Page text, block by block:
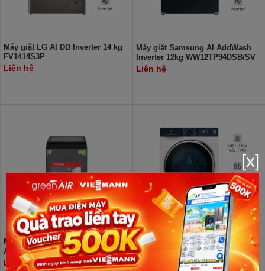
Máy giặt LG AI DD Inverter 14 kg
FV1414S3P
Liên hệ
Máy giặt Samsung AI AddWash
Inverter 12kg WW12TP94DSB/SV
Liên hệ
Máy giặt Toshiba Inverter 12 kg
AW-DUK1300KV (MK)
Liên hệ
Máy giặt sấy Electrolux
UltimateCare 700 Inverter giặt 11
kg - sấy 7 kg EWW1142Q7WB
Liên hệ
[x]